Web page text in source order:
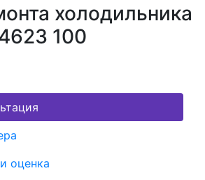
холодильника
100
оценка